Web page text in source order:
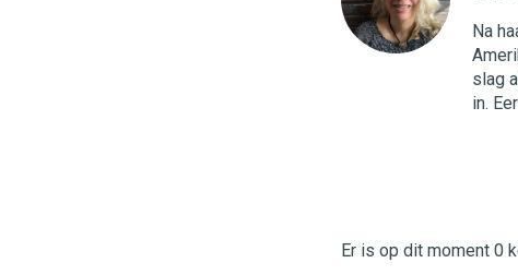
Na
slag
in.
Digital
Commercehttps://
Er is op dit moment 0